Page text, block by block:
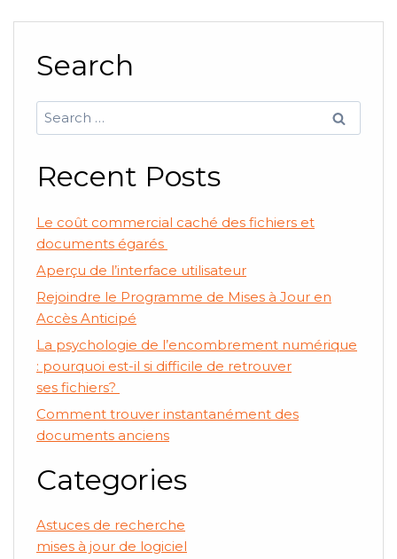
Search
Search
for:
Recent Posts
Le coût commercial caché des fichiers et
documents égarés
Aperçu de l’interface utilisateur
Rejoindre le Programme de Mises à Jour en
Accès Anticipé
La psychologie de l’encombrement numérique
: pourquoi est-il si difficile de retrouver
ses fichiers?
Comment trouver instantanément des
documents anciens
Categories
Astuces de recherche
mises à jour de logiciel